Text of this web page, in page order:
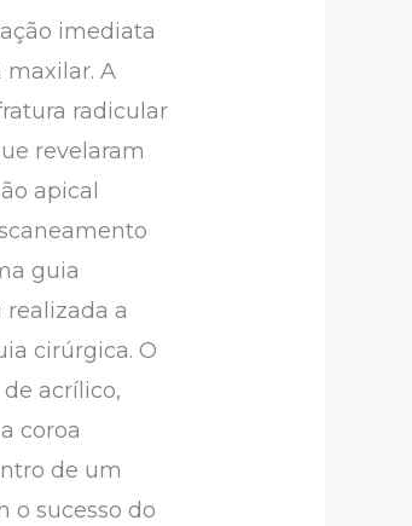
imediata
A
radicular
revelaram
apical
guia
a
cirúrgica. O
acrílico,
coroa
de um
o sucesso do